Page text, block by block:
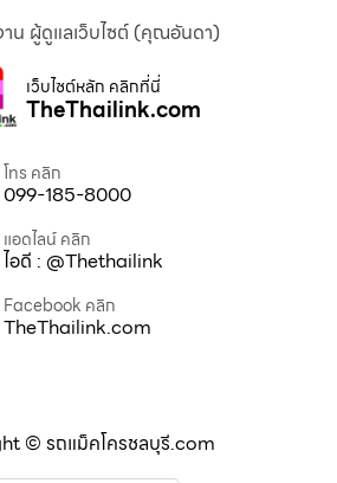
น ผู้ดูแลเว็บไซต์ (คุณอันดา)
เว็บไซต์หลัก คลิกที่นี่
TheThailink.com
โทร คลิก
099-185-8000
แอดไลน์ คลิก
ไอดี : @Thethailink
Facebook คลิก
TheThailink.com
© รถแม็คโครชลบุรี.com